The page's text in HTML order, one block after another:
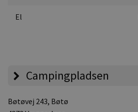
El
Campingpladsen
Bøtøvej 243, Bøtø